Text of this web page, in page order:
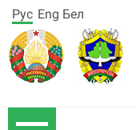
Рус Eng Бел